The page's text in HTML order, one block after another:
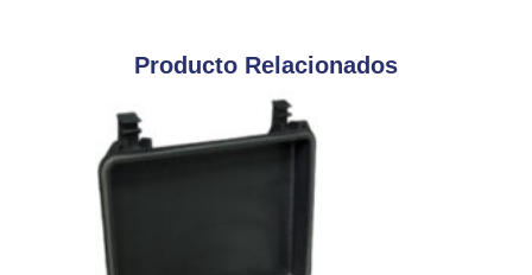
Producto Relacionados